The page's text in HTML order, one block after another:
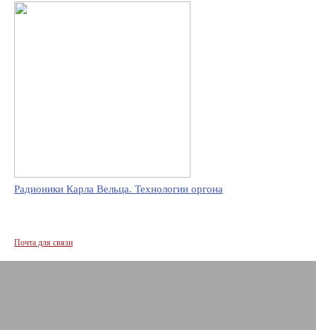
Радионики Карла Вельца. Технологии оргона
Почта для связи